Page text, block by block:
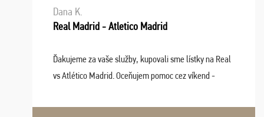
Dana K.
Real Madrid - Atletico Madrid
Ďakujeme za vaše služby, kupovali sme lístky na Real
vs Atlético Madrid. Oceňujem pomoc cez víkend -
spokojnosti. Sedenie bolo dobré, štadión Barnabéu ...